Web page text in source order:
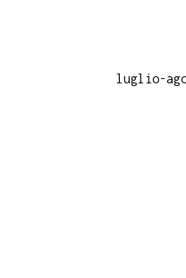
luglio-